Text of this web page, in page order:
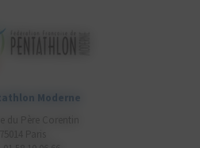
Moderne